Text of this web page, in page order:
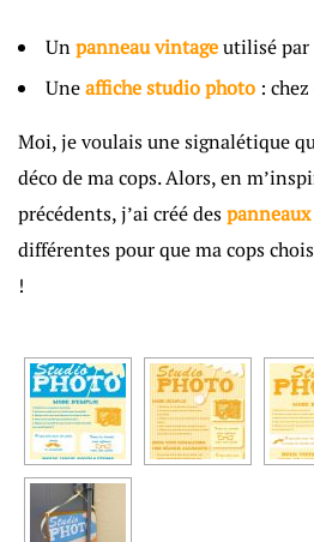
Unpanneau vintageutilisé par
Uneaffiche studio photo :
Moi, je voulais une signalétique
déco de ma cops. Alors, en
précédents, j’ai créé des
différentes pour que ma cops
!